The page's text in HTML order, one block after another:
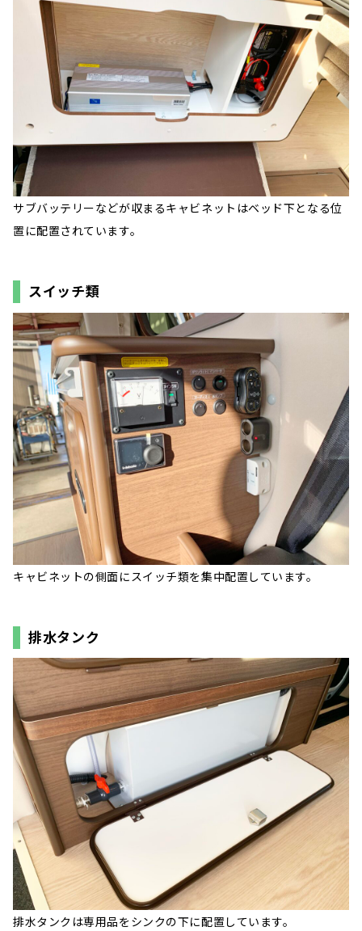
サブバッテリーなどが収まるキャビネットはベッド下となる位
置に配置されています。
スイッチ類
キャビネットの側面にスイッチ類を集中配置しています。
排水タンク
排水タンクは専用品をシンクの下に配置しています。